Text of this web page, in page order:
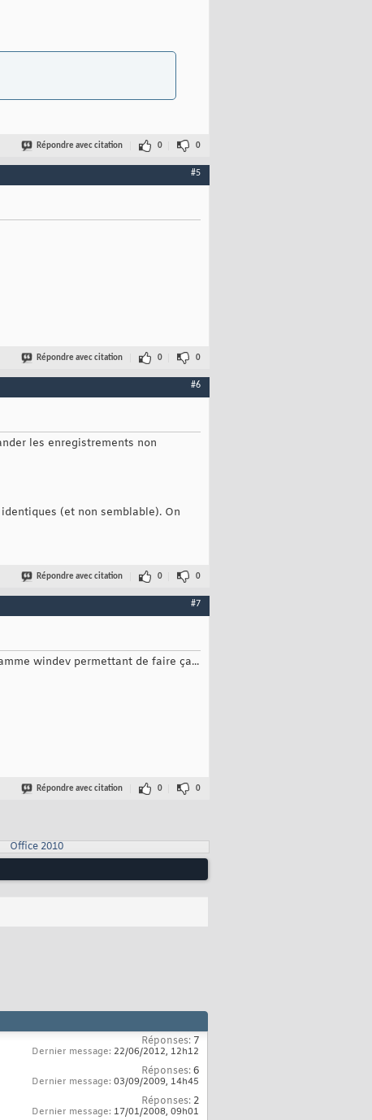
Répondre avec citation 0 0
#5
Répondre avec citation 0 0
#6
les enregistrements non
(et non semblable). On
Répondre avec citation 0 0
#7
windev permettant de faire ça...
Répondre avec citation 0 0
Office 2010
Réponses: 7
Dernier message: 22/06/2012, 12h12
Réponses:6
Dernier message: 03/09/2009, 14h45
Réponses: 2
Dernier message: 17/01/2008, 09h01